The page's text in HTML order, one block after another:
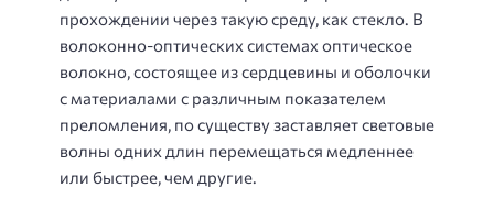
прохождении через такую ​​среду, как стекло. В
волоконно-оптических системах оптическое
волокно, состоящее из сердцевины и оболочки
с материалами с различным показателем
преломления, по существу заставляет световые
волны одних длин перемещаться медленнее
или быстрее, чем другие.